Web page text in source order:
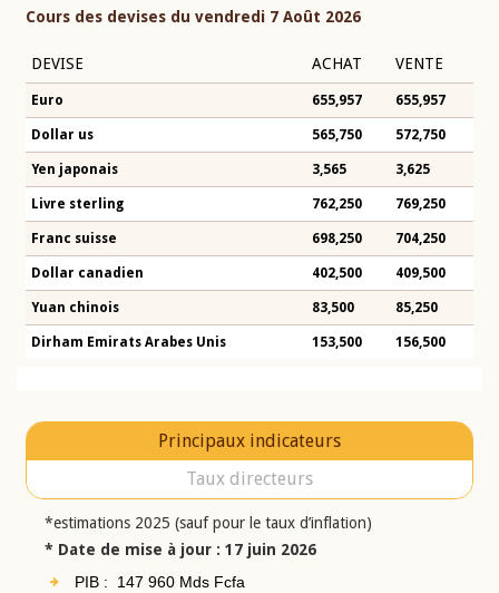
Cours des devises du vendredi 7 Août 2026
DEVISE ACHAT VENTE
Euro 655,957 655,957
Dollar us 565,750 572,750
Yen japonais 3,565 3,625
Livre sterling 762,250 769,250
Franc suisse 698,250 704,250
Dollar canadien 402,500 409,500
Yuan chinois 83,500 85,250
Dirham Emirats Arabes Unis 153,500 156,500
Principaux indicateurs
Taux directeurs
*estimations 2025 (sauf pour le taux d’inflation)
* Date de mise à jour : 17 juin 2026
PIB : 147 960 Mds Fcfa